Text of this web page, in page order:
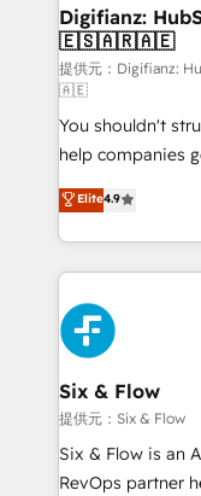
Transformation /
Sales Consulting •
makes us different? 🚀 Top 0.5% of global
agencies ⚙️ The strongest technical ability and
integration capabilities 💼
partners who
business, processes and
working with
organisations,
complex use cases 🏆 CRM
Platform
Onboarding Accredited 🔐 ISO27001
Certified
Digifianz:
🇪🇸🇦🇷🇦🇪
提供元：Digifianz:
🇦🇪
You shouldn't
help companies
process-oriented
Marketing, Sales,
so selling and
feels easy and pain-free. We
HubSpot Elite
and Customer
Reviews and 4.9/5
helps the following
improvement &
SaaS, Software
Elite4.9
Six & Flow
提供元：Six & Flow
Six & Flow is an
RevOps partner